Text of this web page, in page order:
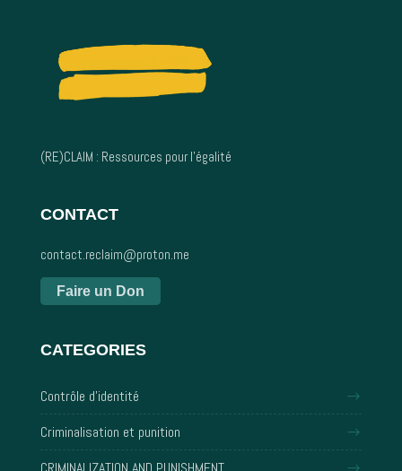
(RE)CLAIM : Ressources pour l’égalité
CONTACT
contact.reclaim@proton.me
Faire un Don
CATEGORIES
Contrôle d'identité
Criminalisation et punition